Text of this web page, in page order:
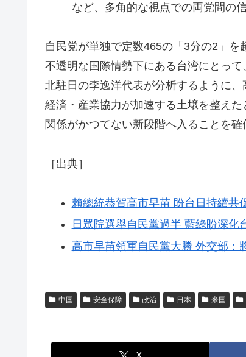
など、多角的な視点での両党間の
自民党が単独で定数465の「3分の2」を
不透明な国際情勢下にある台湾にとっ
北駐日の李逸洋代表が分析するように
経済・産業協力が加速する土壌を整え
関係がかつてない新段階へ入ることを確
［出典］
賴總統恭賀高市早苗 盼台日持續共
日眾院選舉自民黨過半 藍綠盼深化
高市早苗領軍自民黨大勝 外交部：
中国 安全保障 政治 日本 米国